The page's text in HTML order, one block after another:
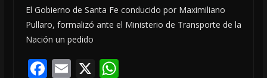
El Gobierno de Santa Fe conducido por Maximiliano
Pullaro, formalizó ante el Ministerio de Transporte de la
Nación un pedido
F E X W